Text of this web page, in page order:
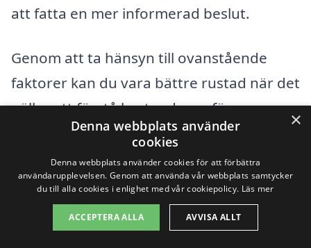
att fatta en mer informerad beslut.
Genom att ta hänsyn till ovanstående
faktorer kan du vara bättre rustad när det
gäller att förstå kostnaderna för
takläggning i Brålanda. Detta kan spara
både tid och pengar i det långa loppet,
och säkerställa att du får ett tak som både
är funktionellt och estetiskt tilltalande.
×
Denna webbplats använder
cookies
Denna webbplats använder cookies för att förbättra
användarupplevelsen. Genom att använda vår webbplats samtycker
du till alla cookies i enlighet med vår cookiepolicy. Läs mer
ACCEPTERA ALLA AVVISA ALLT